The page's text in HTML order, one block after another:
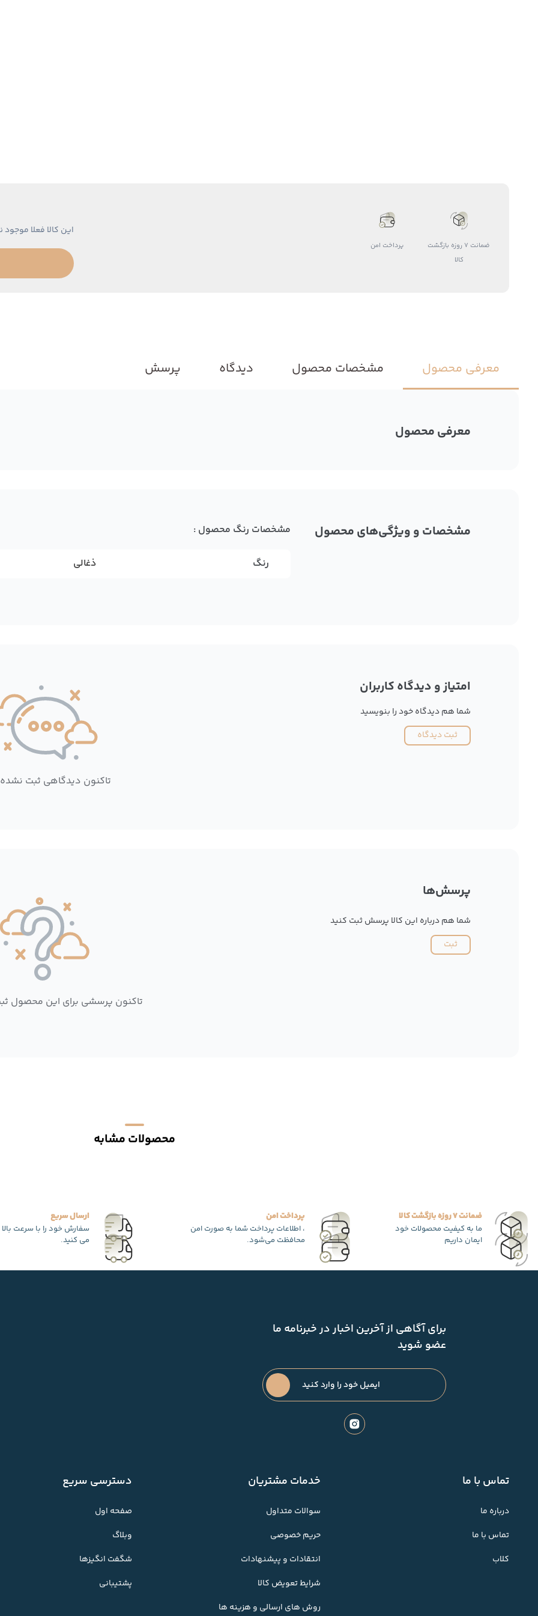
ضمانت 7 روزه بازگشت
کالا
پرداخت امن
این کالا فعلا
معرفی محصول مشخصات محصول دیدگاه پرسش
معرفی محصول
مشخصات و ویژگی‌های محصول مشخصات رنگ محصول :
رنگ ذغالی
امتیاز و دیدگاه کاربران
شما هم دیدگاه خود را بنویسید
ثبت دیدگاه
تاکنون دیدگاهی ثبت
پرسش‌ها
شما هم درباره این کالا پرسش ثبت کنید
ثبت
تاکنون پرسشی برای این محصول
محصولات مشابه
ضمانت 7 روزه بازگشت کالا
ما به کیفیت محصولات خود
ایمان داریم
پرداخت امن
، اطلاعات پرداخت شما به صورت امن
محافظت می‌شود.
ارسال سریع
سفارش خود را با سرعت
می کنید.
برای آگاهی از آخرین اخبار در خبرنامه ما
عضو شوید
تماس با ما
درباره ما
تماس با ما
کلاب
خدمات مشتریان
سوالات متداول
حریم خصوصی
انتقادات و پیشنهادات
شرایط تعویض کالا
روش های ارسالی و هزینه ها
دسترسی سریع
صفحه اول
وبلاگ
شگفت انگیزها
پشتیبانی